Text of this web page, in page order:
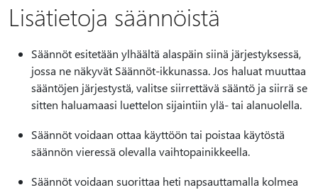
Lisätietoja säännöistä
Säännöt esitetään ylhäältä alaspäin siinä järjestyksessä,
jossa ne näkyvät Säännöt-ikkunassa. Jos haluat muuttaa
sääntöjen järjestystä, valitse siirrettävä sääntö ja siirrä se
sitten haluamaasi luettelon sijaintiin ylä- tai alanuolella.
Säännöt voidaan ottaa käyttöön tai poistaa käytöstä
säännön vieressä olevalla vaihtopainikkeella.
Säännöt voidaan suorittaa heti napsauttamalla kolmea